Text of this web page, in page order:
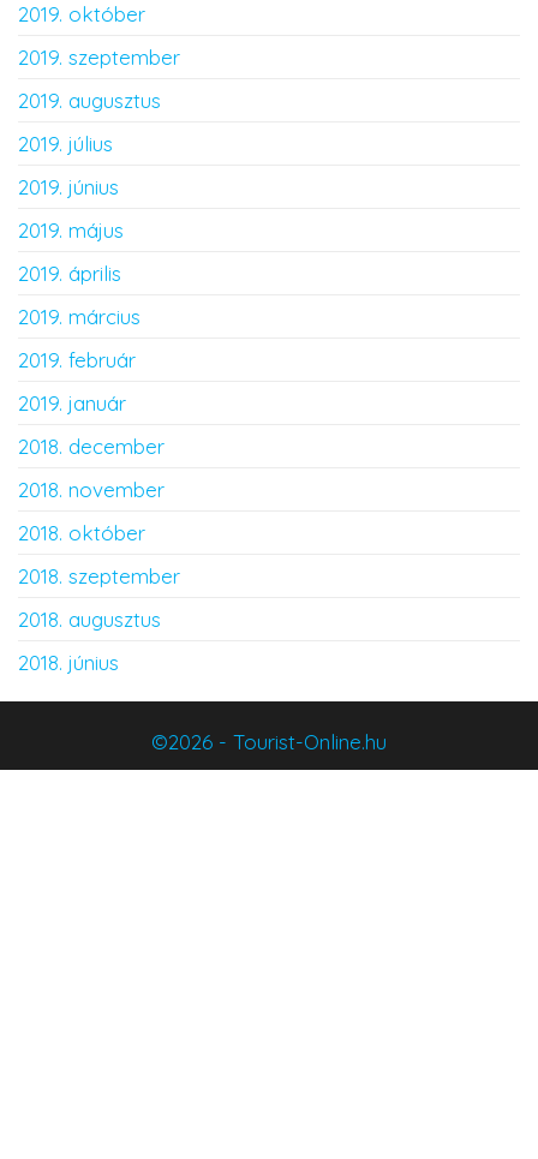
2019. október
2019. szeptember
2019. augusztus
2019. július
2019. június
2019. május
2019. április
2019. március
2019. február
2019. január
2018. december
2018. november
2018. október
2018. szeptember
2018. augusztus
2018. június
©2026 - Tourist-Online.hu